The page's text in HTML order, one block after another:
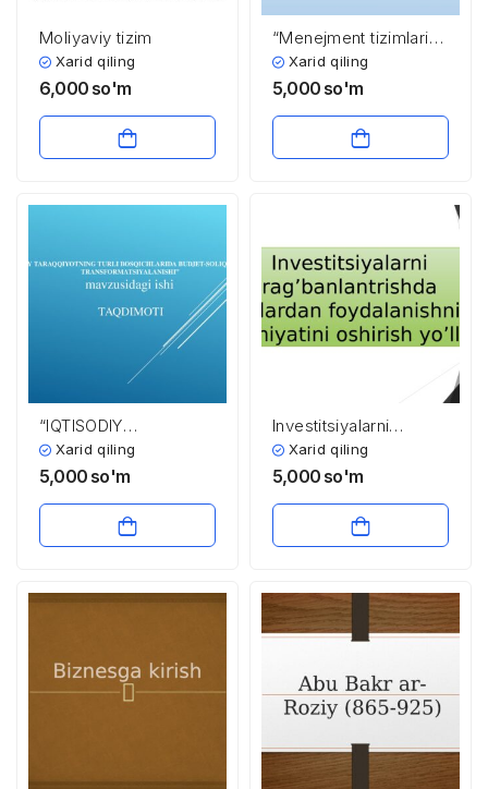
Moliyaviy tizim
Xarid qiling
6,000 so'm
“Menejment tizimlarida
axborat
texnologiyalari”
Xarid qiling
5,000 so'm
“IQTISODIY
TARAQQIYOTNING
TURLI
BUDJET-SOLIQ
TIZIMINING
TAQDIMOTI
Xarid qiling
5,000 so'm
Investitsiyalarni
rag’banlantrishda
soliqlardan
ahamiyatini oshirish
yo’llari
Xarid qiling
5,000 so'm